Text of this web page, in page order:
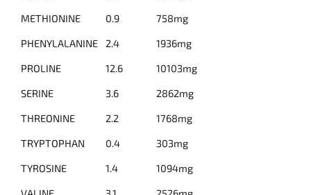
METHIONINE
0.9
758mg
PHENYLALANINE
2.4
1936mg
PROLINE
12.6
10103mg
SERINE
3.6
2862mg
THREONINE
2.2
1768mg
TRYPTOPHAN
0.4
303mg
TYROSINE
1.4
1094mg